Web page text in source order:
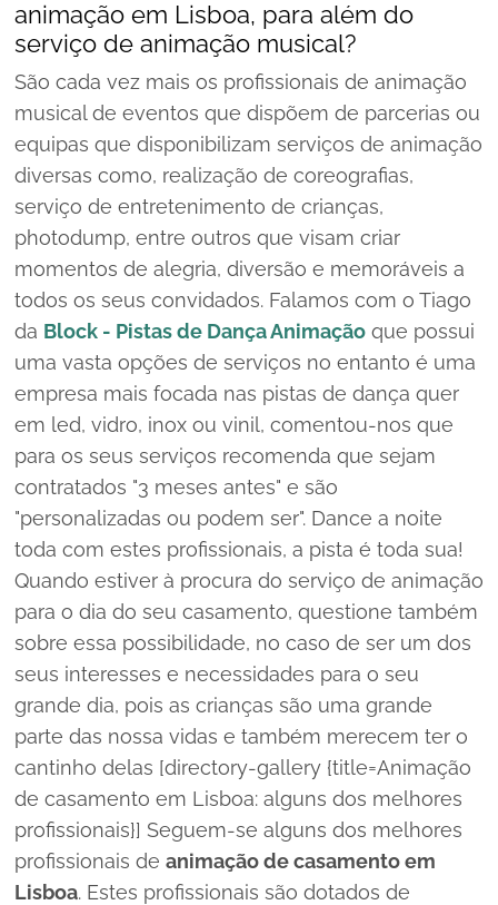
animação em Lisboa, para além do
serviço de animação musical?
São cada vez mais os profissionais de animação
musical de eventos que dispõem de parcerias ou
equipas que disponibilizam serviços de animação
diversas como, realização de coreografias,
serviço de entretenimento de crianças,
photodump, entre outros que visam criar
momentos de alegria, diversão e memoráveis a
todos os seus convidados. Falamos com o Tiago
da Block - Pistas de Dança Animação que possui
uma vasta opções de serviços no entanto é uma
empresa mais focada nas pistas de dança quer
em led, vidro, inox ou vinil, comentou-nos que
para os seus serviços recomenda que sejam
contratados "3 meses antes" e são
"personalizadas ou podem ser". Dance a noite
toda com estes profissionais, a pista é toda sua!
Quando estiver à procura do serviço de animação
para o dia do seu casamento, questione também
sobre essa possibilidade, no caso de ser um dos
seus interesses e necessidades para o seu
grande dia, pois as crianças são uma grande
parte das nossa vidas e também merecem ter o
cantinho delas [directory-gallery {title=Animação
de casamento em Lisboa: alguns dos melhores
profissionais}] Seguem-se alguns dos melhores
profissionais de animação de casamento em
Lisboa. Estes profissionais são dotados de